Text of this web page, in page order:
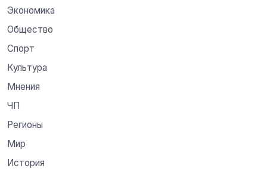
Экономика
Общество
Спорт
Культура
Мнения
ЧП
Регионы
Мир
История